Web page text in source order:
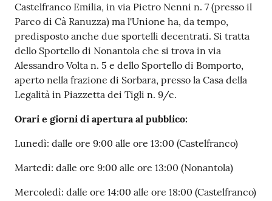
Castelfranco Emilia, in via Pietro Nenni n. 7 (presso il
Parco di Cà Ranuzza) ma l'Unione ha, da tempo,
predisposto anche due sportelli decentrati. Si tratta
dello Sportello di Nonantola che si trova in via
Alessandro Volta n. 5 e dello Sportello di Bomporto,
aperto nella frazione di Sorbara, presso la Casa della
Legalità in Piazzetta dei Tigli n. 9/c.
Orari e giorni di apertura al pubblico:
Lunedì: dalle ore 9:00 alle ore 13:00 (Castelfranco)
Martedì: dalle ore 9:00 alle ore 13:00 (Nonantola)
Mercoledì: dalle ore 14:00 alle ore 18:00 (Castelfranco)